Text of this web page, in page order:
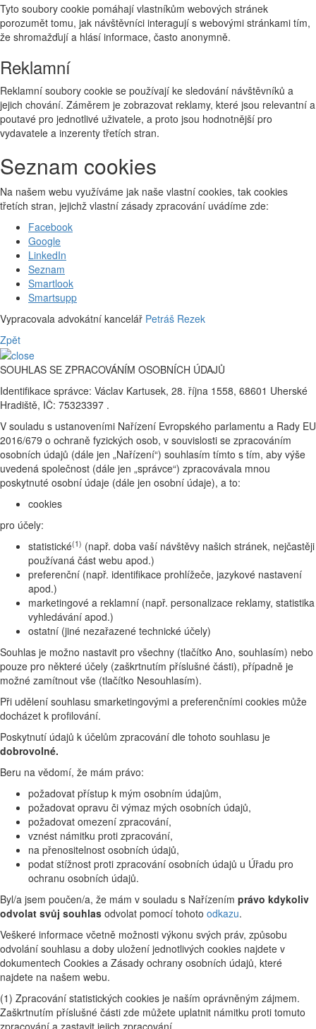
Tyto soubory cookie pomáhají vlastníkům webových stránek
porozumět tomu, jak návštěvníci interagují s webovými stránkami tím,
že shromažďují a hlásí informace, často anonymně.
Reklamní
Reklamní soubory cookie se používají ke sledování návštěvníků a
jejich chování. Záměrem je zobrazovat reklamy, které jsou relevantní a
poutavé pro jednotlivé uživatele, a proto jsou hodnotnější pro
vydavatele a inzerenty třetích stran.
Seznam cookies
Na našem webu využíváme jak naše vlastní cookies, tak cookies
třetích stran, jejichž vlastní zásady zpracování uvádíme zde:
Facebook
Google
LinkedIn
Seznam
Smartlook
Smartsupp
Vypracovala advokátní kancelář Petráš Rezek
Zpět
SOUHLAS SE ZPRACOVÁNÍM OSOBNÍCH ÚDAJŮ
Identifikace správce: Václav Kartusek, 28. října 1558, 68601 Uherské
Hradiště, IČ: 75323397 .
V souladu s ustanoveními Nařízení Evropského parlamentu a Rady EU
2016/679 o ochraně fyzických osob, v souvislosti se zpracováním
osobních údajů (dále jen „Nařízení“) souhlasím tímto s tím, aby výše
uvedená společnost (dále jen „správce“) zpracovávala mnou
poskytnuté osobní údaje (dále jen osobní údaje), a to:
cookies
pro účely:
statistické(1) (např. doba vaší návštěvy našich stránek, nejčastěji
používaná část webu apod.)
preferenční (např. identifikace prohlížeče, jazykové nastavení
apod.)
marketingové a reklamní (např. personalizace reklamy, statistika
vyhledávání apod.)
ostatní (jiné nezařazené technické účely)
Souhlas je možno nastavit pro všechny (tlačítko Ano, souhlasím) nebo
pouze pro některé účely (zaškrtnutím příslušné části), případně je
možné zamítnout vše (tlačítko Nesouhlasím).
Při udělení souhlasu smarketingovými a preferenčními cookies může
docházet k profilování.
Poskytnutí údajů k účelům zpracování dle tohoto souhlasu je
dobrovolné.
Beru na vědomí, že mám právo:
požadovat přístup k mým osobním údajům,
požadovat opravu či výmaz mých osobních údajů,
požadovat omezení zpracování,
vznést námitku proti zpracování,
na přenositelnost osobních údajů,
podat stížnost proti zpracování osobních údajů u Úřadu pro
ochranu osobních údajů.
Byl/a jsem poučen/a, že mám v souladu s Nařízením právo kdykoliv
odvolat svůj souhlas odvolat pomocí tohoto odkazu.
Veškeré informace včetně možnosti výkonu svých práv, způsobu
odvolání souhlasu a doby uložení jednotlivých cookies najdete v
dokumentech Cookies a Zásady ochrany osobních údajů, které
najdete na našem webu.
(1) Zpracování statistických cookies je naším oprávněným zájmem.
Zaškrtnutím příslušné části zde můžete uplatnit námitku proti tomuto